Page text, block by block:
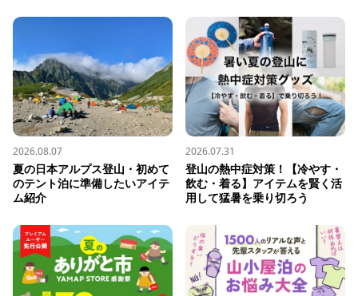
2026.08.07
夏の日本アルプス登山・初めて
のテント泊に準備したいアイテ
ム紹介
2026.07.31
登山の熱中症対策！【冷やす・
飲む・着る】アイテムを賢く活
用して猛暑を乗り切ろう